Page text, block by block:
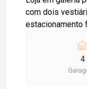
com dois
estacionamento
alugar todas as
4